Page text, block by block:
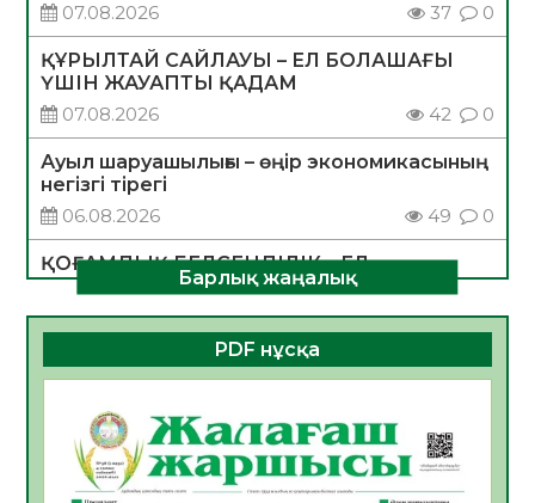
07.08.2026
37 0
ҚҰРЫЛТАЙ САЙЛАУЫ – ЕЛ БОЛАШАҒЫ
ҮШІН ЖАУАПТЫ ҚАДАМ
07.08.2026
42 0
Ауыл шаруашылығы – өңір экономикасының
негізгі тірегі
06.08.2026
49 0
ҚОҒАМДЫҚ БЕЛСЕНДІЛІК – ЕЛ
ДАМУЫНЫҢ НЕГІЗІ
06.08.2026
47 0
ҚҰРЫЛТАЙ САЙЛАУЫ – БОЛАШАҚҚА
БАСТАР ЖАУАПТЫ ТАҢДАУ
06.08.2026
Инфекциялық ауруларға қарсы иммундау
жұмыстарының тиімділігі
Барлық жаңалық
PDF нұсқа